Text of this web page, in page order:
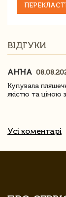
ВІДГУКИ
АННА
Купувала
якістю та ціною
Усі коментарі